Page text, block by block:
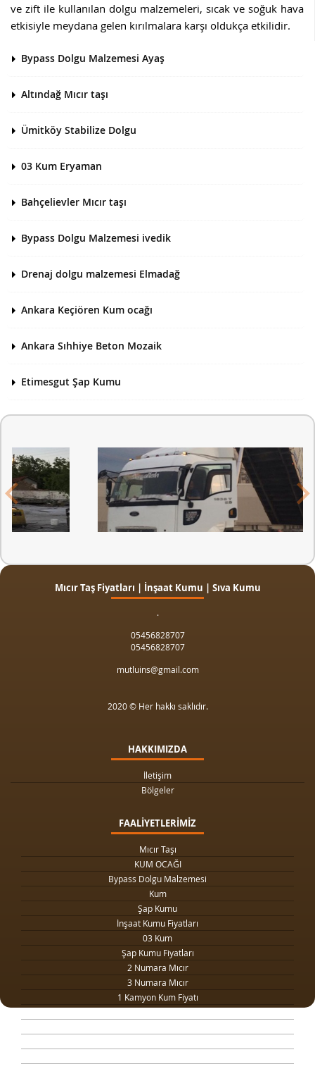
ve zift ile kullanılan dolgu malzemeleri, sıcak ve soğuk hava
etkisiyle meydana gelen kırılmalara karşı oldukça etkilidir.
Bypass Dolgu Malzemesi Ayaş
Altındağ Mıcır taşı
Ümitköy Stabilize Dolgu
03 Kum Eryaman
Bahçelievler Mıcır taşı
Bypass Dolgu Malzemesi ivedik
Drenaj dolgu malzemesi Elmadağ
Ankara Keçiören Kum ocağı
Ankara Sıhhiye Beton Mozaik
Etimesgut Şap Kumu
Mıcır Taş Fiyatları | İnşaat Kumu | Sıva Kumu
.
05456828707
05456828707
mutluins@gmail.com
2020 © Her hakkı saklıdır.
HAKKIMIZDA
İletişim
Bölgeler
FAALİYETLERİMİZ
Mıcır Taşı
KUM OCAĞI
Bypass Dolgu Malzemesi
Kum
Şap Kumu
İnşaat Kumu Fiyatları
03 Kum
Şap Kumu Fiyatları
2 Numara Mıcır
3 Numara Mıcır
1 Kamyon Kum Fiyatı